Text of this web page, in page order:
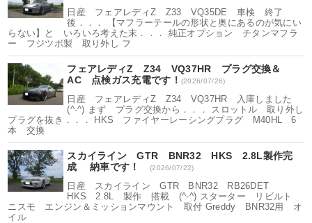
日産 フェアレディZ Z33 VQ35DE 車検 終了
後．．． 【マフラーテールの形状と奥にあるのが気にい
らない】と いろいろ考えた末．．． 純正オプション チタンマフラ
ー フジツボ製 取り外し フ
フェアレディZ Z34 VQ37HR プラグ交換＆
AC 点検ガス充電です！ (2026/07/26)
日産 フェアレディZ Z34 VQ37HR 入庫しました
(^-^) まず プラグ交換から．．． スロットル 取り外し
プラグを抜き．．． HKS ファイヤーレーシングプラグ M40HL 6
本 交換
スカイライン GTR BNR32 HKS 2.8L製作完
成 納車です！
(2026/07/22)
日産 スカイライン GTR BNR32 RB26DET
HKS 2.8L 製作 搭載 (^-^) スターター リビルト
ニスモ エンジン＆ミッションマウント 取付 Greddy BNR32用 オ
イル